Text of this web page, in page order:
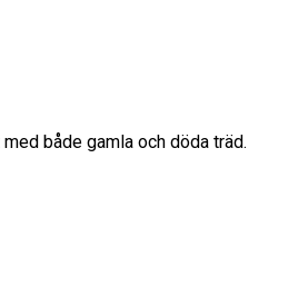
både gamla och döda träd.